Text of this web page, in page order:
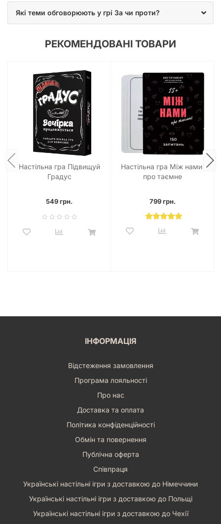
Які теми обговорюють у грі За чи проти?
РЕКОМЕНДОВАНІ ТОВАРИ
Настільна гра Підвищуй
Градус
549 грн.
Настільна гра Між нами:
про таємне
799 грн.
ІНФОРМАЦІЯ
Відстеження замовлення
Програма лояльності
Про нас
Доставка та оплата
Політика конфіденційності
Обмін та повернення
Публічна оферта
Співпраця
Українські настільні ігри з доставкою до Німеччини
Українські настільні ігри з доставкою до Польщі
Українські настільні ігри з доставкою до Чехії